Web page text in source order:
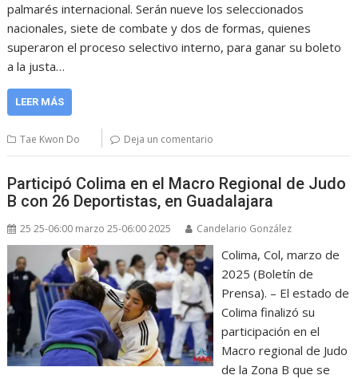
palmarés internacional. Serán nueve los seleccionados
nacionales, siete de combate y dos de formas, quienes
superaron el proceso selectivo interno, para ganar su boleto
a la justa…
LEER MÁS
Tae Kwon Do Deja un comentario
Participó Colima en el Macro Regional de Judo
B con 26 Deportistas, en Guadalajara
25 25-06:00 marzo 25-06:00 2025 Candelario González
Colima, Col, marzo de
2025 (Boletín de
Prensa). – El estado de
Colima finalizó su
participación en el
Macro regional de Judo
de la Zona B que se